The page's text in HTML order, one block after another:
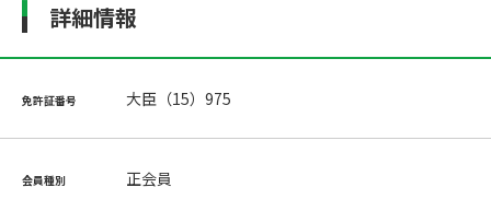
詳細情報
免許証番号 大臣（15）975
会員種別 正会員